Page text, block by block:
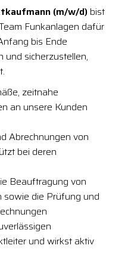
(m/w/d) bist
Funkanlagen dafür
bis Ende
und sicherzustellen,
zeitnahe
an unsere Kunden
Abrechnungen von
bei deren
Beauftragung von
sowie die Prüfung und
und wirkst aktiv